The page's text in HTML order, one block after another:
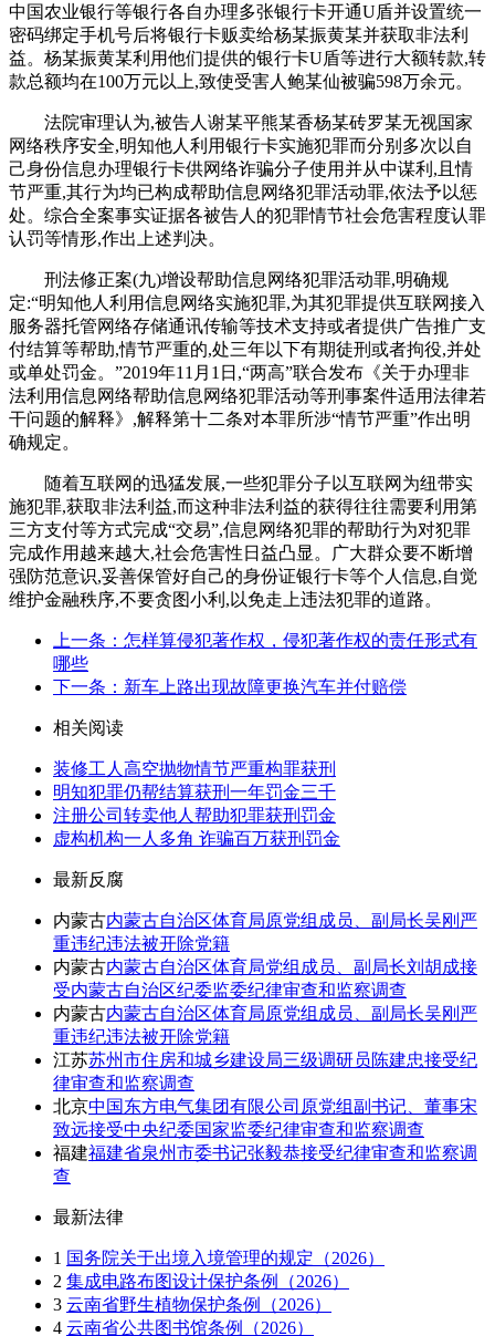
中国农业银行等银行各自办理多张银行卡开通U盾并设置统一
密码绑定手机号后将银行卡贩卖给杨某振黄某并获取非法利
益。杨某振黄某利用他们提供的银行卡U盾等进行大额转款,转
款总额均在100万元以上,致使受害人鲍某仙被骗598万余元。
法院审理认为,被告人谢某平熊某香杨某砖罗某无视国家
网络秩序安全,明知他人利用银行卡实施犯罪而分别多次以自
己身份信息办理银行卡供网络诈骗分子使用并从中谋利,且情
节严重,其行为均已构成帮助信息网络犯罪活动罪,依法予以惩
处。综合全案事实证据各被告人的犯罪情节社会危害程度认罪
认罚等情形,作出上述判决。
刑法修正案(九)增设帮助信息网络犯罪活动罪,明确规
定:“明知他人利用信息网络实施犯罪,为其犯罪提供互联网接入
服务器托管网络存储通讯传输等技术支持或者提供广告推广支
付结算等帮助,情节严重的,处三年以下有期徒刑或者拘役,并处
或单处罚金。”2019年11月1日,“两高”联合发布《关于办理非
法利用信息网络帮助信息网络犯罪活动等刑事案件适用法律若
干问题的解释》,解释第十二条对本罪所涉“情节严重”作出明
确规定。
随着互联网的迅猛发展,一些犯罪分子以互联网为纽带实
施犯罪,获取非法利益,而这种非法利益的获得往往需要利用第
三方支付等方式完成“交易”,信息网络犯罪的帮助行为对犯罪
完成作用越来越大,社会危害性日益凸显。广大群众要不断增
强防范意识,妥善保管好自己的身份证银行卡等个人信息,自觉
维护金融秩序,不要贪图小利,以免走上违法犯罪的道路。
上一条：怎样算侵犯著作权，侵犯著作权的责任形式有
哪些
下一条：新车上路出现故障更换汽车并付赔偿
相关阅读
装修工人高空抛物情节严重构罪获刑
明知犯罪仍帮结算获刑一年罚金三千
注册公司转卖他人帮助犯罪获刑罚金
虚构机构一人多角 诈骗百万获刑罚金
最新反腐
内蒙古内蒙古自治区体育局原党组成员、副局长吴刚严
重违纪违法被开除党籍
内蒙古内蒙古自治区体育局党组成员、副局长刘胡成接
受内蒙古自治区纪委监委纪律审查和监察调查
内蒙古内蒙古自治区体育局原党组成员、副局长吴刚严
重违纪违法被开除党籍
江苏苏州市住房和城乡建设局三级调研员陈建忠接受纪
律审查和监察调查
北京中国东方电气集团有限公司原党组副书记、董事宋
致远接受中央纪委国家监委纪律审查和监察调查
福建福建省泉州市委书记张毅恭接受纪律审查和监察调
查
最新法律
1 国务院关于出境入境管理的规定（2026）
2 集成电路布图设计保护条例（2026）
3 云南省野生植物保护条例（2026）
4 云南省公共图书馆条例（2026）